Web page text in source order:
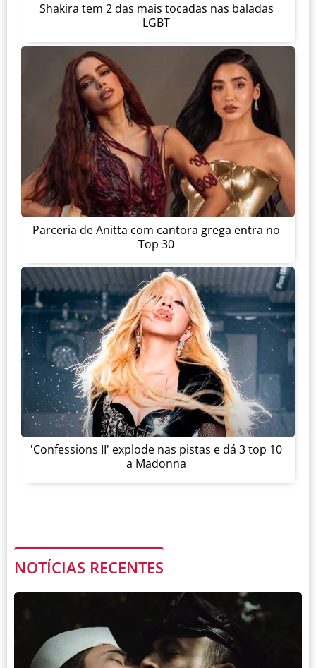
Shakira tem 2 das mais tocadas nas baladas
LGBT
Parceria de Anitta com cantora grega entra no
Top 30
'Confessions II' explode nas pistas e dá 3 top 10
a Madonna
NOTÍCIAS RECENTES